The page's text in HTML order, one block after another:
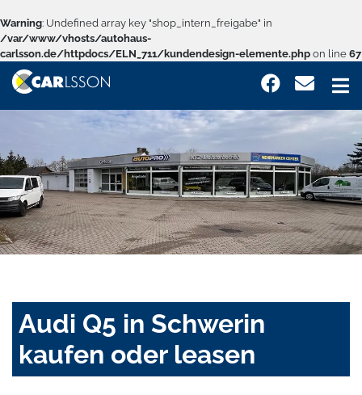
Warning: Undefined array key "shop_intern_freigabe" in
/var/www/vhosts/autohaus-
carlsson.de/httpdocs/ELN_711/kundendesign-elemente.php on line 67
Audi Q5 in Schwerin
kaufen oder leasen